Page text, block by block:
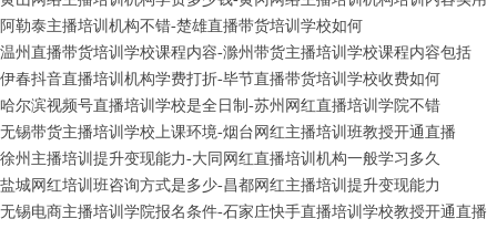
阿勒泰主播培训机构不错-楚雄直播带货培训学校如何
温州直播带货培训学校课程内容-滁州带货主播培训学校课程内容包括
伊春抖音直播培训机构学费打折-毕节直播带货培训学校收费如何
哈尔滨视频号直播培训学校是全日制-苏州网红直播培训学院不错
无锡带货主播培训学校上课环境-烟台网红主播培训班教授开通直播
徐州主播培训提升变现能力-大同网红直播培训机构一般学习多久
盐城网红培训班咨询方式是多少-昌都网红主播培训提升变现能力
无锡电商主播培训学院报名条件-石家庄快手直播培训学校教授开通直播